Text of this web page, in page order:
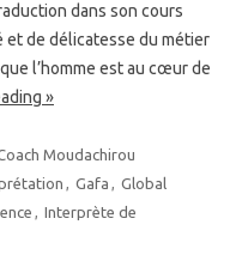
dans son cours
et de délicatesse du métier
l’homme est au cœur de
»
Moudachirou
, Gafa , Global
, Interprète de